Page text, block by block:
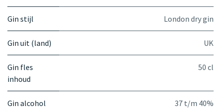
Gin stijl London dry gin
Gin uit (land) UK
Gin fles
inhoud
50 cl
Gin alcohol
37 t/m 40%